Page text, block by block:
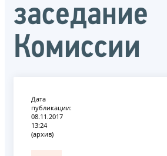
заседание
Комиссии
Дата
публикации:
08.11.2017
13:24
(архив)